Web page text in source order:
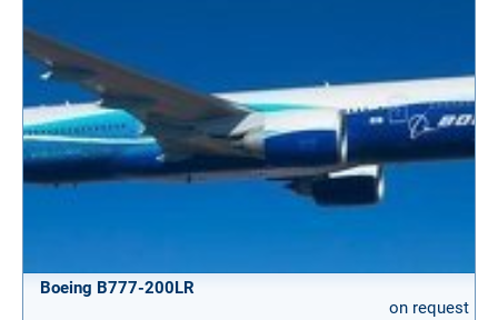
Boeing B777-200LR
on request